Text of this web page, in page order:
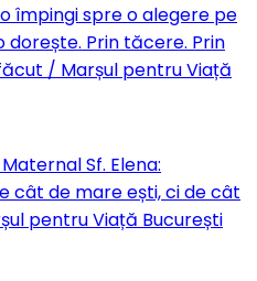
împingi spre o alegere pe
dorește. Prin tăcere. Prin
/ Marșul pentru Viață
Sf. Elena:
cât de mare ești, ci de cât
pentru Viață București